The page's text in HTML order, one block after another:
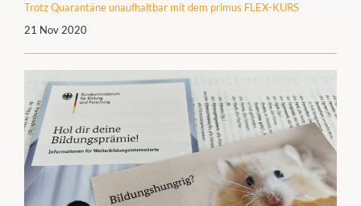
Trotz Quarantäne unaufhaltbar mit dem primus FLEX-KURS
21 Nov 2020